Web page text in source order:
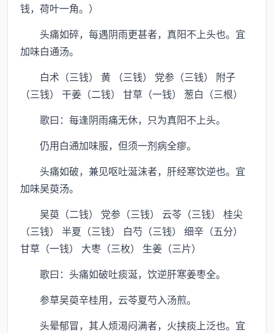
钱，荷叶一角。）
头痛如碎，每遇阴雨更甚者，真阳不上头也。宜
加味白通汤。
白术（三钱） 黄 （三钱） 党参（三钱） 附子
（三钱） 干姜（二钱） 甘草（一钱） 葱白（三根）
歌曰：每逢阴雨痛无休，只为真阳不上头。
仍用白通加味服，但须一剂病全瘳。
头痛如破，兼见呕吐涎沫者，肝经寒饮逆也。宜
加味吴萸汤。
吴萸（二钱） 党参（三钱） 云苓（三钱） 桂尖
（三钱） 半夏（三钱） 白芍（三钱） 细辛（五分）
甘草（一钱） 大枣（三枚） 生姜（三片）
歌曰：头痛如破吐痰涎，饮逆肝寒姜枣全。
参草吴萸辛桂用，云苓夏芍入汤煎。
头晕郁冒，其人烦渴闷满者，火挟痰上泛也。宜